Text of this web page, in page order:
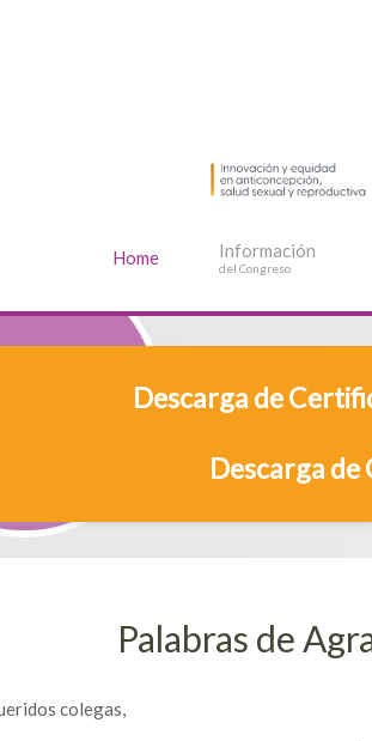
Home Información
del Congreso
Descarga de
Descarga
Palabras de
colegas,